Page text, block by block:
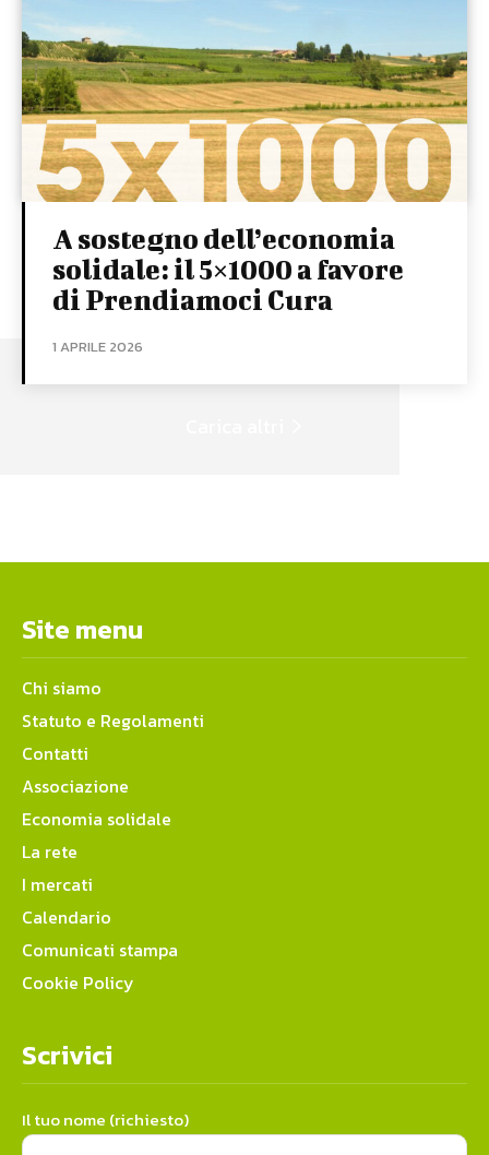
A sostegno dell’economia
solidale: il 5×1000 a favore
di Prendiamoci Cura
1 APRILE 2026
Site menu
Chi siamo
Statuto e Regolamenti
Contatti
Associazione
Economia solidale
La rete
I mercati
Calendario
Comunicati stampa
Cookie Policy
Scrivici
Il tuo nome (richiesto)